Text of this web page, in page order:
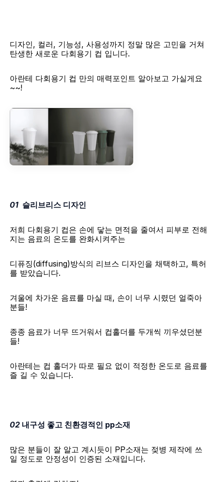
디자인, 컬러, 기능성, 사용성까지 정말 많은 고민을 거쳐
탄생한 새로운 다회용기 컵 입니다.​
아란테 다회용기 컵 만의 매력포인트 알아보고 가실게요
~~!
01
  슬리브리스 디자인
저희 다회용기 컵은 손에 닿는 면적을 줄여서 피부로 전해
지는 음료의 온도를 완화시켜주는
디퓨징(diffusing)방식의 리브스 디자인을 채택하고, 특허
를 받았습니다.
​겨울에 차가운 음료를 마실 때, 손이 너무 시렸던 얼죽아
분들!
종종 음료가 너무 뜨거워서 컵홀더를 두개씩 끼우셨던분
들!
​아란테는 컵 홀더가 따로 필요 없이 적정한 온도로 음료를
즐 길 수 있습니다.
02 내구성 좋고 친환경적인 pp소재
많은 분들이 잘 알고 계시듯이 PP소재는 젖병 제작에 쓰
일 정도로 안정성이 인증된 소재입니다.